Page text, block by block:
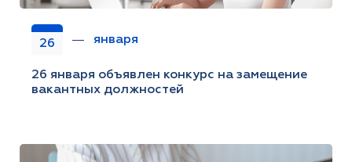
26 января
26 января объявлен конкурс на замещение
вакантных должностей